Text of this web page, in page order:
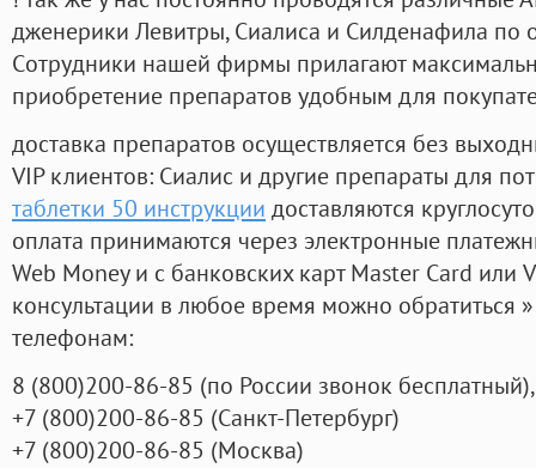
дженерики Левитры, Сиалиса и Силденафила по
Cотрудники нашей фирмы прилагают
приобретение препаратов удобным для
доставка препаратов осуществляется без
VIP клиентов: Сиалис и другие препараты для
таблетки 50 инструкции доставляются
оплата принимаются через электронные
Web Money и с банковских карт Master Card или
консультации в любое время можно обратиться
телефонам:
8 (800)200-86-85 (по России звонок бесплатный),
+7 (800)200-86-85 (Санкт-Петербург)
+7 (800)200-86-85 (Москва)